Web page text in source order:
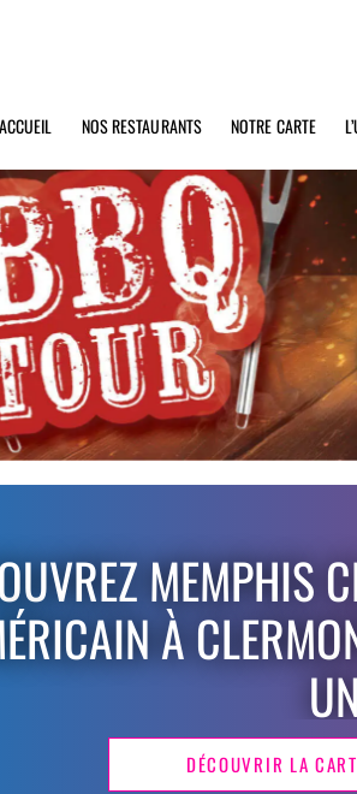
ACCUEIL NOS RESTAURANTS NOTRE CARTE
MEMPHIS
À
DÉCOUVRIR LA